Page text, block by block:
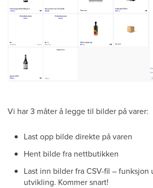
Vi har 3 måter å legge til bilder på varer:
Last opp bilde direkte på varen
Hent bilde fra nettbutikken
Last inn bilder fra CSV-fil – funksjon
utvikling. Kommer snart!